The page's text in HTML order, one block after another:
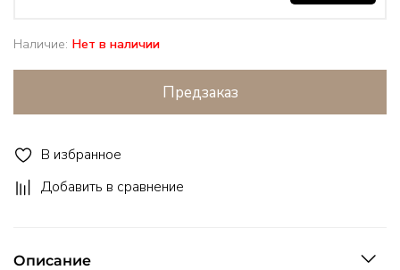
Наличие: Нет в наличии
Предзаказ
В избранное
Добавить в сравнение
Описание